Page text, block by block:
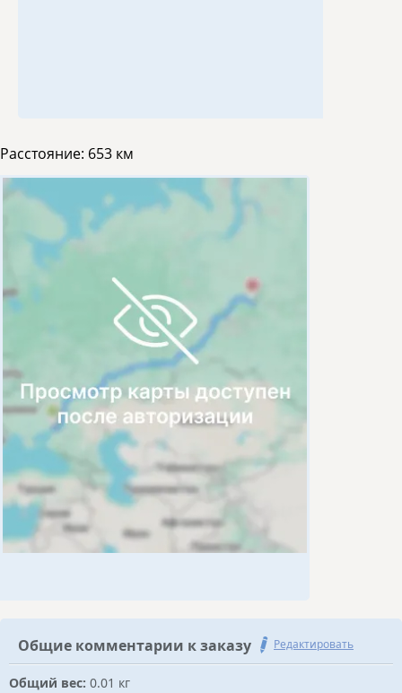
Расстояние: 653 км
Общие комментарии к заказу Редактировать
Общий вес: 0.01 кг